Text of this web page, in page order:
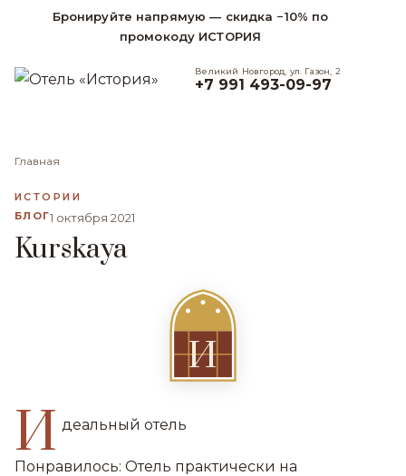
Бронируйте напрямую — скидка −10% по
промокоду ИСТОРИЯ
Великий Новгород, ул. Газон, 2
+7 991 493-09-97
Главная
ИСТОРИИ
БЛОГ1 октября 2021
Kurskaya
И
И деальный отель
Понравилось: Отель практически на